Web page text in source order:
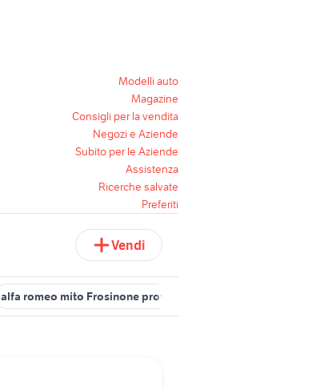
Modelli auto
Magazine
Consigli per la vendita
Negozi e Aziende
Subito per le Aziende
Assistenza
Ricerche salvate
Preferiti
Vendi
alfa romeo mito Frosinone provincia